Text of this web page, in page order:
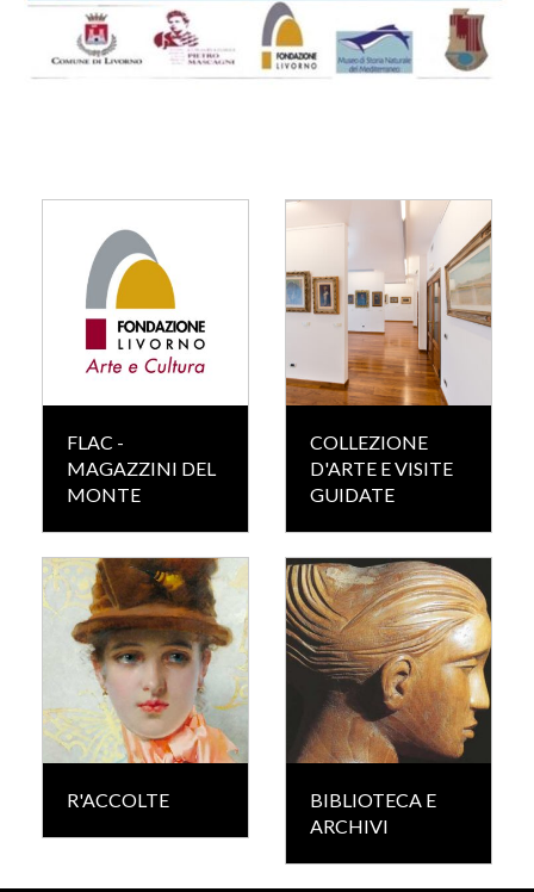
FLAC -
MAGAZZINI DEL
MONTE
COLLEZIONE
D'ARTE E VISITE
GUIDATE
R'ACCOLTE
BIBLIOTECA E
ARCHIVI